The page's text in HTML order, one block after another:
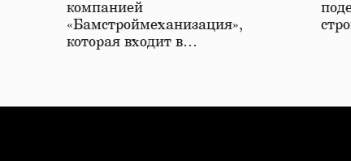
компанией
«Бамстроймеханизация»,
которая входит в…